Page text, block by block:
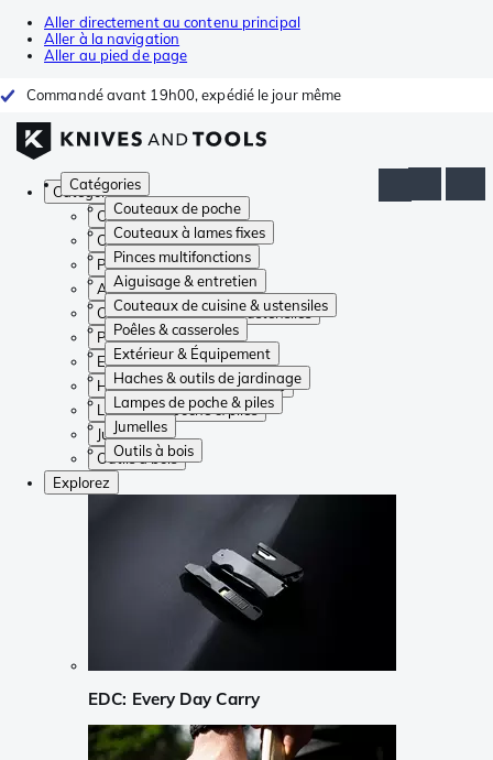
Aller directement au contenu principal
Aller à la navigation
Aller au pied de page
Commandé avant 19h00, expédié le jour même
Catégories
Couteaux de poche
Couteaux à lames fixes
Pinces multifonctions
Aiguisage & entretien
Couteaux de cuisine & ustensiles
Poêles & casseroles
Extérieur & Équipement
Haches & outils de jardinage
Lampes de poche & piles
Jumelles
Outils à bois
Catégories
Couteaux de poche
Couteaux à lames fixes
Pinces multifonctions
Aiguisage & entretien
Couteaux de cuisine & ustensiles
Poêles & casseroles
Extérieur & Équipement
Haches & outils de jardinage
Lampes de poche & piles
Jumelles
Outils à bois
Explorez
EDC: Every Day Carry